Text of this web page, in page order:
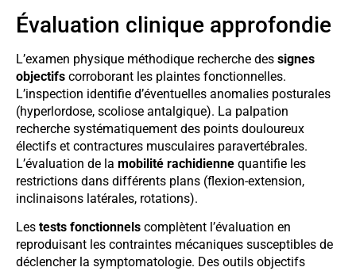
Évaluation clinique approfondie
L’examen physique méthodique recherche des signes
objectifs corroborant les plaintes fonctionnelles.
L’inspection identifie d’éventuelles anomalies posturales
(hyperlordose, scoliose antalgique). La palpation
recherche systématiquement des points douloureux
électifs et contractures musculaires paravertébrales.
L’évaluation de la mobilité rachidienne quantifie les
restrictions dans différents plans (flexion-extension,
inclinaisons latérales, rotations).
Les tests fonctionnels complètent l’évaluation en
reproduisant les contraintes mécaniques susceptibles de
déclencher la symptomatologie. Des outils objectifs